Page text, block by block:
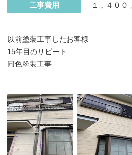
工事費用 １，４００
以前塗装工事したお客様
15年目のリピート
同色塗装工事